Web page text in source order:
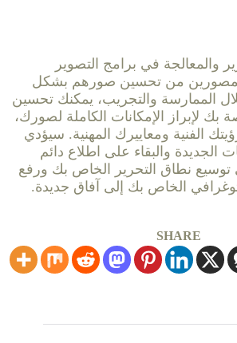
والمعالجة في برامج التصوير
المصورين من تحسين صورهم بشكل
الممارسة والتجريب، يمكنك تحسين
بك لإبراز الإمكانات الكاملة لصورك،
الفنية ومعاييرك المهنية. سيؤدي
الجديدة والبقاء على اطلاع دائم
توسيع نطاق التحرير الخاص بك ورفع
الخاص بك إلى آفاق جديدة.
SHARE